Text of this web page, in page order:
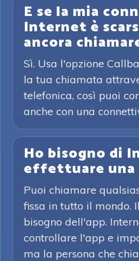
E se la mia
Internet è
ancora
Sì. Usa l'opzione
la tua chiamata
telefonica, così puoi
anche con una
Ho bisogno di
effettuare una
Puoi chiamare
fissa in tutto il mondo.
bisogno dell'app.
controllare l'app e
ma la persona che